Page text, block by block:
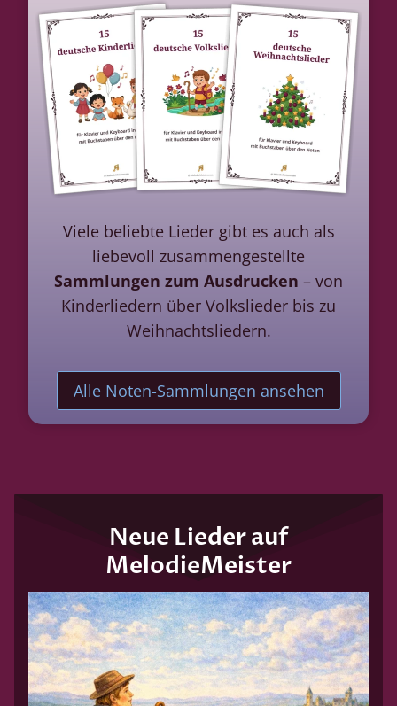
Viele beliebte Lieder gibt es auch als
liebevoll zusammengestellte
Sammlungen zum Ausdrucken – von
Kinderliedern über Volkslieder bis zu
Weihnachtsliedern.
Alle Noten-Sammlungen ansehen
Neue Lieder auf
MelodieMeister